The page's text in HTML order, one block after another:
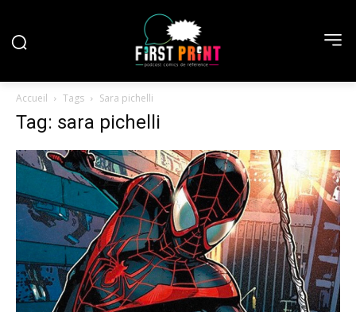
Accueil Tags Sara pichelli
Tag: sara pichelli